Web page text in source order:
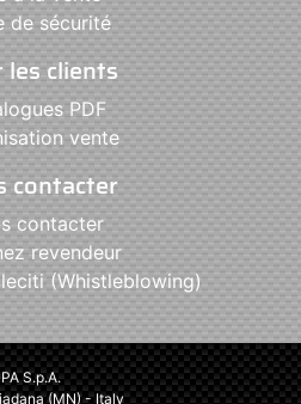
de sécurité
les clients
PDF
vente
contacter
contacter
revendeur
(Whistleblowing)
S.p.A.
(MN) - Italy